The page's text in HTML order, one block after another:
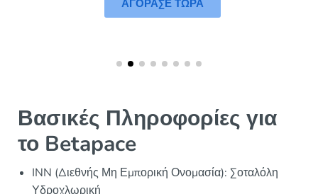
ΑΓΟΡΑΣΕ ΤΩΡΑ
Βασικές Πληροφορίες για
το Betapace
INN (Διεθνής Μη Εμπορική Ονομασία): Σοταλόλη
Υδροχλωρική